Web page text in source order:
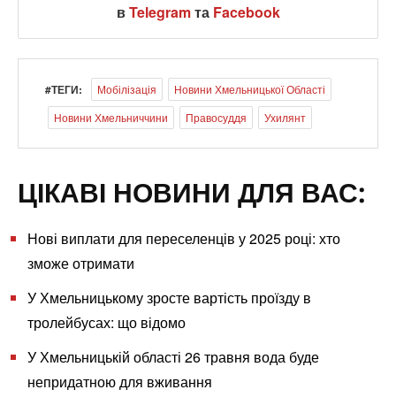
вTelegramта Facebook
#ТЕГИ: Мобілізація
Новини Хмельницької Області
Новини Хмельниччини
Правосуддя Ухилянт
ЦІКАВІ НОВИНИ ДЛЯ ВАС:
Нові виплати для переселенців у 2025 році: хто
зможе отримати
У Хмельницькому зросте вартість проїзду в
тролейбусах: що відомо
У Хмельницькій області 26 травня вода буде
непридатною для вживання